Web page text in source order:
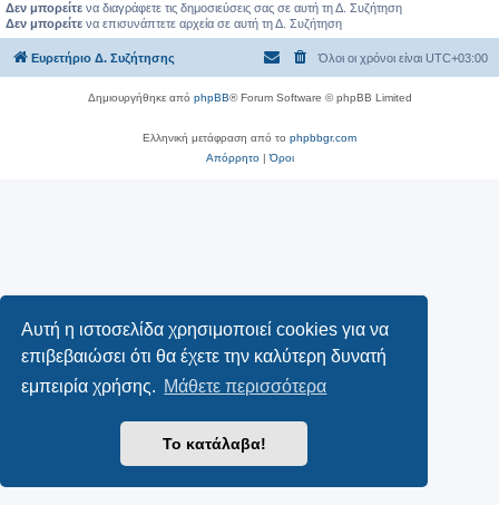
Αυτή η ιστοσελίδα χρησιμοποιεί cookies για να
επιβεβαιώσει ότι θα έχετε την καλύτερη δυνατή
εμπειρία χρήσης. Μάθετε περισσότερα
Το κατάλαβα!
Δεν μπορείτε να διαγράφετε τις δημοσιεύσεις σας σε αυτή τη Δ. Συζήτηση
Δεν μπορείτε να επισυνάπτετε αρχεία σε αυτή τη Δ. Συζήτηση
Ευρετήριο Δ. Συζήτησης Όλοι οι χρόνοι είναι UTC+03:00
Δημιουργήθηκε από phpBB® Forum Software © phpBB Limited
Ελληνική μετάφραση από το phpbbgr.com
Απόρρητο|Όροι